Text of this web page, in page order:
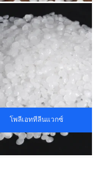
โพลีเอททีลีนแวกซ์